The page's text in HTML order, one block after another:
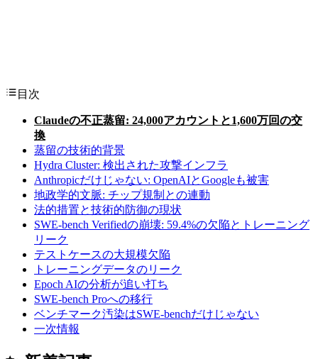
目次
Claudeの不正蒸留: 24,000アカウントと1,600万回の交
換
蒸留の技術的背景
Hydra Cluster: 検出された攻撃インフラ
Anthropicだけじゃない: OpenAIとGoogleも被害
地政学的文脈: チップ規制との連動
法的措置と技術的防御の現状
SWE-bench Verifiedの崩壊: 59.4%の欠陥とトレーニング
リーク
テストケースの大規模欠陥
トレーニングデータのリーク
Epoch AIの分析が追い打ち
SWE-bench Proへの移行
ベンチマーク汚染はSWE-benchだけじゃない
一次情報